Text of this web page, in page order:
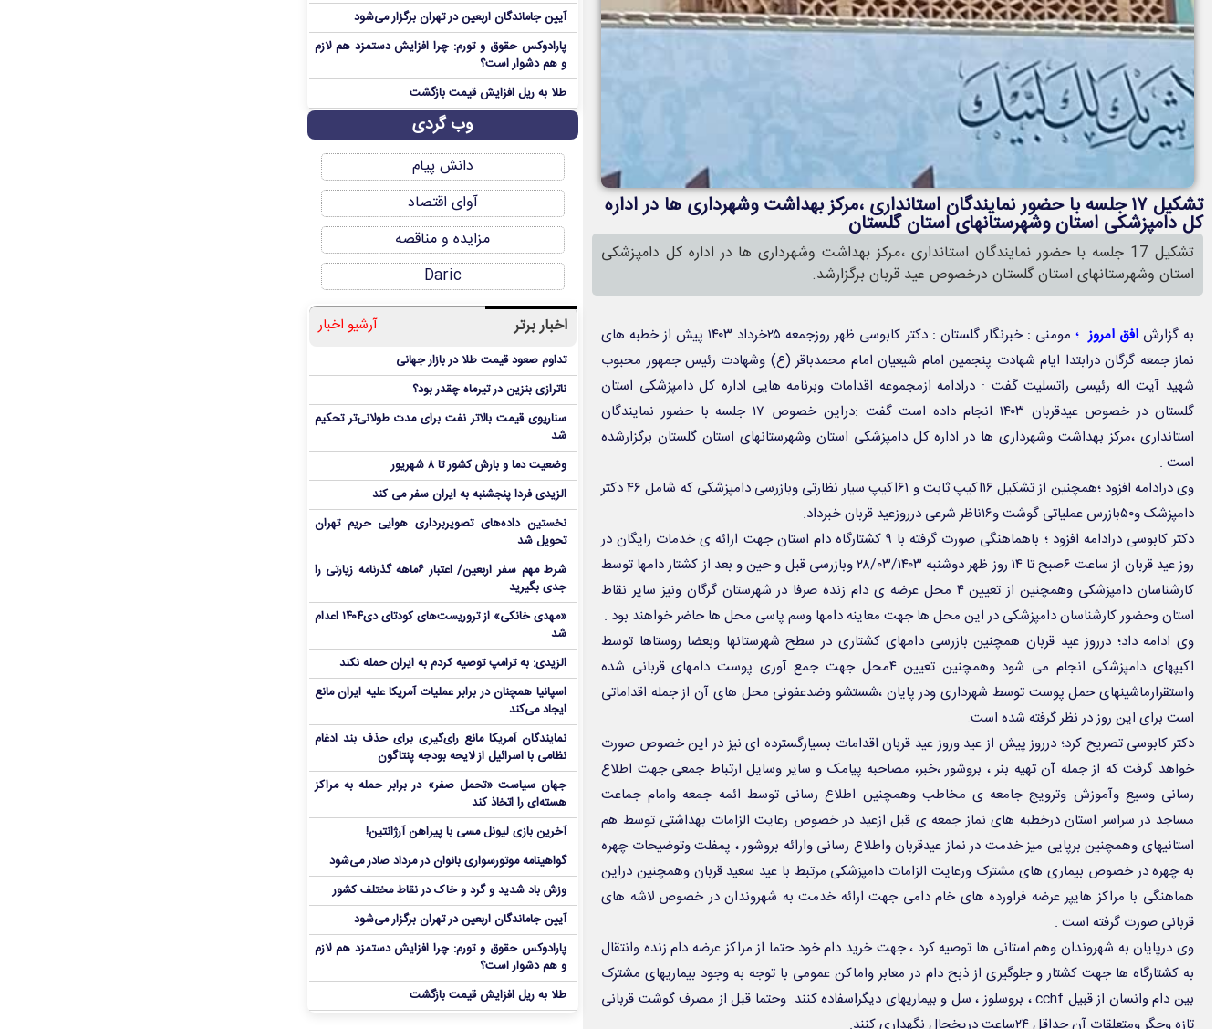
تشکیل ۱۷ جلسه با حضور نمایندگان استانداری ،مرکز بهداشت وشهرداری ها در اداره
کل دامپزشکی استان وشهرستانهای استان گلستان
تشکیل 17 جلسه با حضور نمایندگان استانداری ،مرکز بهداشت وشهرداری ها در اداره کل دامپزشکی
استان وشهرستانهای استان گلستان درخصوص عید قربان برگزارشد.
به گزارش افق امروز؛
مومنی : خبرنگار گلستان : دکتر کابوسی ظهر روزجمعه ۲۵خرداد ۱۴۰۳ پیش از خطبه های
نماز جمعه گرگان درابتدا ایام شهادت پنجمین امام شیعیان امام محمدباقر (ع) وشهادت رئیس جمهور محبوب
شهید آیت اله رئیسی راتسلیت گفت : درادامه ازمجموعه اقدامات وبرنامه هایی اداره کل دامپزشکی استان
گلستان در خصوص عیدقربان ۱۴۰۳ انجام داده است گفت :دراین خصوص ۱۷ جلسه با حضور نمایندگان
استانداری ،مرکز بهداشت وشهرداری ها در اداره کل دامپزشکی استان وشهرستانهای استان گلستان برگزارشده
است .
وی درادامه افزود ؛همچنین از تشکیل ۱۶اکیپ ثابت و ۶۱اکیپ سیار نظارتی وبازرسی دامپزشکی که شامل ۴۶ دکتر
دامپزشک و۵۰بازرس عملیاتی گوشت و۱۶ناظر شرعی درروزعید قربان خبرداد.
دکتر کابوسی درادامه افزود ؛ باهماهنگی صورت گرفته با ۹ کشتارگاه دام استان جهت ارائه ی خدمات رایگان در
روز عید قربان از ساعت ۶صبح تا ۱۴ روز ظهر دوشنبه ۲۸/۰۳/۱۴۰۳ وبازرسی قبل و حین و بعد از کشتار دامها توسط
کارشناسان دامپزشکی وهمچنین از تعیین ۴ محل عرضه ی دام زنده صرفا در شهرستان گرگان ونیز سایر نقاط
استان وحضور کارشناسان دامپزشکی در این محل ها جهت معاینه دامها وسم پاسی محل ها حاضر خواهند بود .
وی ادامه داد؛ درروز عید قربان همچنین بازرسی دامهای کشتاری در سطح شهرستانها وبعضا روستاها توسط
اکیپهای دامپزشکی انجام می شود وهمچنین تعیین ۴محل جهت جمع آوری پوست دامهای قربانی شده
واستقرارماشینهای حمل پوست توسط شهرداری ودر پایان ،شستشو وضدعفونی محل های آن از جمله اقداماتی
است برای این روز در نظر گرفته شده است.
دکتر کابوسی تصریح کرد؛ درروز پیش از عید وروز عید قربان اقدامات بسیارگسترده ای نیز در این خصوص صورت
خواهد گرفت که از جمله آن تهیه بنر ، بروشور ،خبر، مصاحبه پیامک و سایر وسایل ارتباط جمعی جهت اطلاع
رسانی وسیع وآموزش وترویج جامعه ی مخاطب وهمچنین اطلاع رسانی توسط ائمه جمعه وامام جماعت
مساجد در سراسر استان درخطبه های نماز جمعه ی قبل ازعید در خصوص رعایت الزامات بهداشتی توسط هم
استانیهای وهمچنین برپایی میز خدمت در نماز عیدقربان واطلاع رسانی وارائه بروشور ، پمفلت وتوضیحات چهره
به چهره در خصوص بیماری های مشترک ورعایت الزامات دامپزشکی مرتبط با عید سعید قربان وهمچنین دراین
هماهنگی با مراکز هایپر عرضه فراورده های خام دامی جهت ارائه خدمت به شهروندان در خصوص لاشه های
قربانی صورت گرفته است .
وی درپایان به شهروندان وهم استانی ها توصیه کرد ، جهت خرید دام خود حتما از مراکز عرضه دام زنده وانتقال
به کشتارگاه ها جهت کشتار و جلوگیری از ذبح دام در معابر واماکن عمومی با توجه به وجود بیماریهای مشترک
بین دام وانسان از قبیل cchf ، بروسلوز ، سل و بیماریهای دیگراسفاده کنند. وحتما قبل از مصرف گوشت قربانی
آیین جاماندگان اربعین در تهران برگزار می‌شود
پارادوکس حقوق و تورم: چرا افزایش دستمزد هم لازم
و هم دشوار است؟
طلا به ریل افزایش قیمت بازگشت
وب گردی
دانش پیام
آوای اقتصاد
مزایده و مناقصه
Daric
اخبار برتر آرشیو اخبار
تداوم صعود قیمت طلا در بازار جهانی
ناترازی بنزین در تیرماه چقدر بود؟
سناریوی قیمت بالاتر نفت برای مدت طولانی‌تر تحکیم
شد
وضعیت دما و بارش کشور تا ۸ شهریور
الزیدی فردا پنجشنبه به ایران سفر می کند
نخستین داده‌های تصویربرداری هوایی حریم تهران
تحویل شد
شرط مهم سفر اربعین/ اعتبار ۶ماهه گذرنامه زیارتی را
جدی بگیرید
«مهدی خانکی» از تروریست‌های کودتای دی۱۴۰۴ اعدام
شد
الزیدی: به ترامپ توصیه کردم به ایران حمله نکند
اسپانیا همچنان در برابر عملیات آمریکا علیه ایران مانع
ایجاد می‌کند
نمایندگان آمریکا مانع رای‌گیری برای حذف بند ادغام
نظامی با اسرائیل از لایحه بودجه پنتاگون
جهان سیاست «تحمل صفر» در برابر حمله به مراکز
هسته‌ای را اتخاذ کند
آخرین بازی لیونل مسی با پیراهن آرژانتین!
گواهینامه موتورسواری بانوان در مرداد صادر می‌شود
وزش باد شدید و گرد و خاک در نقاط مختلف کشور
آیین جاماندگان اربعین در تهران برگزار می‌شود
پارادوکس حقوق و تورم: چرا افزایش دستمزد هم لازم
و هم دشوار است؟
طلا به ریل افزایش قیمت بازگشت